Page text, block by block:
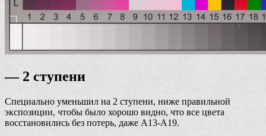
— 2 ступени
Специально уменьшил на 2 ступени, ниже правильной
экспозиции, чтобы было хорошо видно, что все цвета
восстановились без потерь, даже А13-А19.